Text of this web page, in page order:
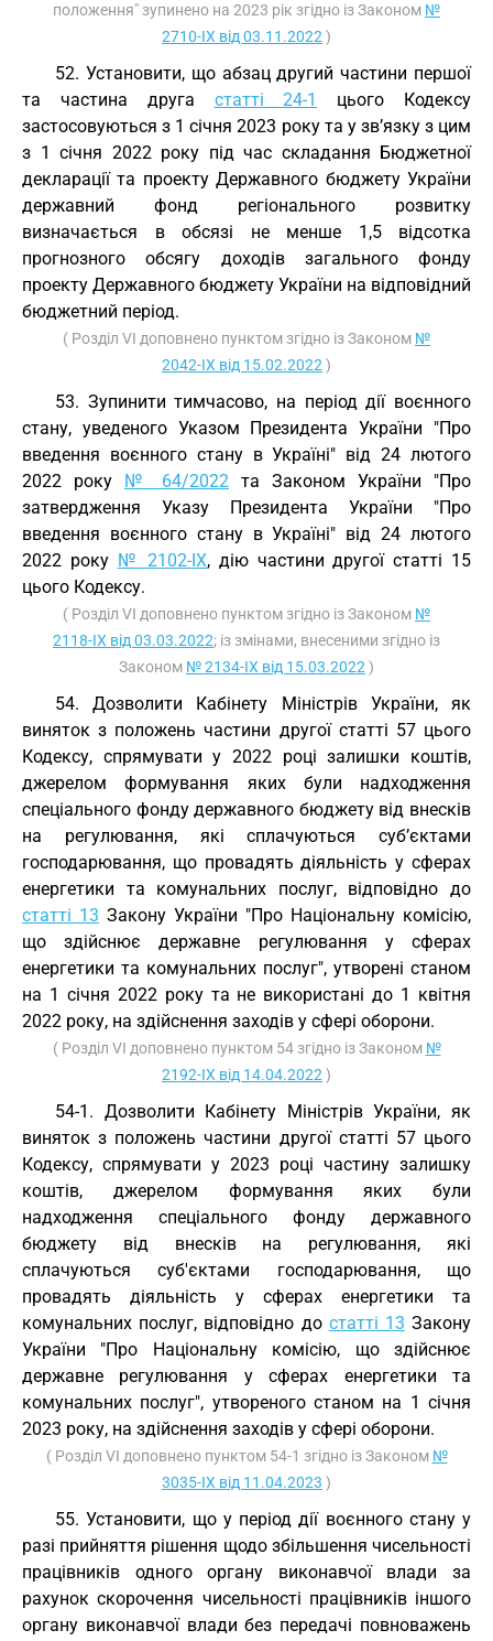
положення" зупинено на 2023 рік згідно із Законом №
2710-IX від 03.11.2022 )
52. Установити, що абзац другий частини першої
та частина друга статті 24-1
цього Кодексу
застосовуються з 1 січня 2023 року та у зв’язку з цим
з 1 січня 2022 року під час складання Бюджетної
декларації та проекту Державного бюджету України
державний фонд регіонального розвитку
визначається в обсязі не менше 1,5 відсотка
прогнозного обсягу доходів загального фонду
проекту Державного бюджету України на відповідний
бюджетний період.
( Розділ VI доповнено пунктом згідно із Законом №
2042-IX від 15.02.2022 )
53. Зупинити тимчасово, на період дії воєнного
стану, уведеного Указом Президента України "Про
введення воєнного стану в Україні" від 24 лютого
2022 року № 64/2022 та Законом України "Про
затвердження Указу Президента України "Про
введення воєнного стану в Україні" від 24 лютого
2022 року № 2102-IX, дію частини другої статті 15
цього Кодексу.
( Розділ VI доповнено пунктом згідно із Законом №
2118-IX від 03.03.2022; із змінами, внесеними згідно із
Законом № 2134-IX від 15.03.2022 )
54. Дозволити Кабінету Міністрів України, як
виняток з положень частини другої статті 57 цього
Кодексу, спрямувати у 2022 році залишки коштів,
джерелом формування яких були надходження
спеціального фонду державного бюджету від внесків
на регулювання, які сплачуються суб’єктами
господарювання, що провадять діяльність у сферах
енергетики та комунальних послуг, відповідно до
статті 13 Закону України "Про Національну комісію,
що здійснює державне регулювання у сферах
енергетики та комунальних послуг", утворені станом
на 1 січня 2022 року та не використані до 1 квітня
2022 року, на здійснення заходів у сфері оборони.
( Розділ VI доповнено пунктом 54 згідно із Законом №
2192-IX від 14.04.2022 )
54-1. Дозволити Кабінету Міністрів України, як
виняток з положень частини другої статті 57 цього
Кодексу, спрямувати у 2023 році частину залишку
коштів, джерелом формування яких були
надходження спеціального фонду державного
бюджету від внесків на регулювання, які
сплачуються суб'єктами господарювання, що
провадять діяльність у сферах енергетики та
комунальних послуг, відповідно до статті 13 Закону
України "Про Національну комісію, що здійснює
державне регулювання у сферах енергетики та
комунальних послуг", утвореного станом на 1 січня
2023 року, на здійснення заходів у сфері оборони.
( Розділ VI доповнено пунктом 54-1 згідно із Законом №
3035-IX від 11.04.2023 )
55. Установити, що у період дії воєнного стану у
разі прийняття рішення щодо збільшення чисельності
працівників одного органу виконавчої влади за
рахунок скорочення чисельності працівників іншого
органу виконавчої влади без передачі повноважень